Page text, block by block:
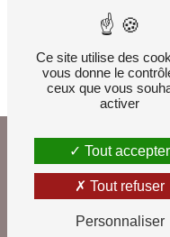
de prescription légale
contentieux. Vous avez
d'opposition au
adresse: Bloctel.gouv.fr.
d’informations sur vos
-
Mentions
Ce site utilise des
vous donne le
ceux que vous
activer
Tout accepter
Tout refuser
Personnaliser